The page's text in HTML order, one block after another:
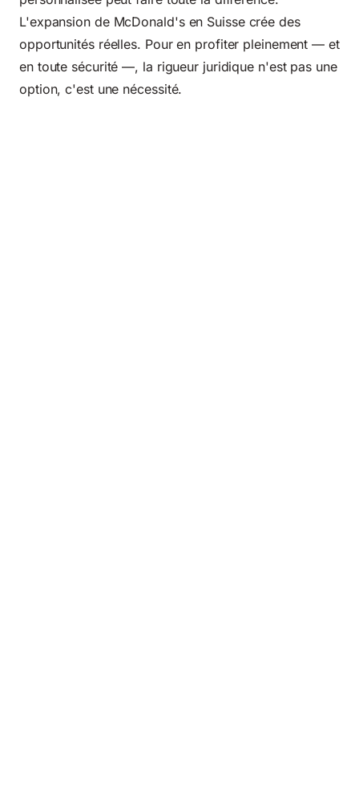
L'expansion de McDonald's en Suisse crée des
opportunités réelles. Pour en profiter pleinement — et
en toute sécurité —, la rigueur juridique n'est pas une
option, c'est une nécessité.